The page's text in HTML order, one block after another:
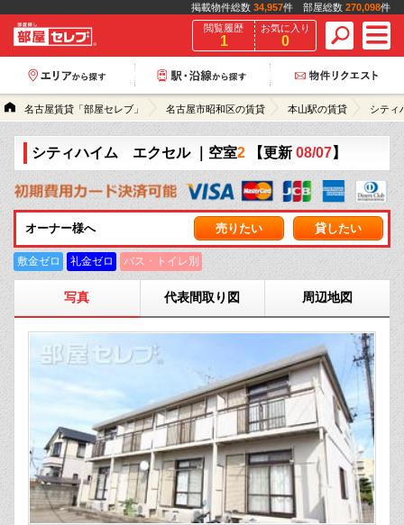
掲載物件総数 34,957件 部屋総数 270,098件
閲覧履歴
1
お気に入り
0
名古屋賃貸「部屋セレブ」 名古屋市昭和区の賃貸 本山駅の賃貸 シティ
シティハイム エクセル ｜空室2 【更新 08/07】
オーナー様へ 売りたい 貸したい
敷金ゼロ 礼金ゼロ バス・トイレ別
写真 代表間取り図 周辺地図